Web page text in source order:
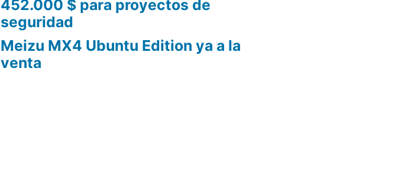
452.000 $ para proyectos de
seguridad
Meizu MX4 Ubuntu Edition ya a la
venta